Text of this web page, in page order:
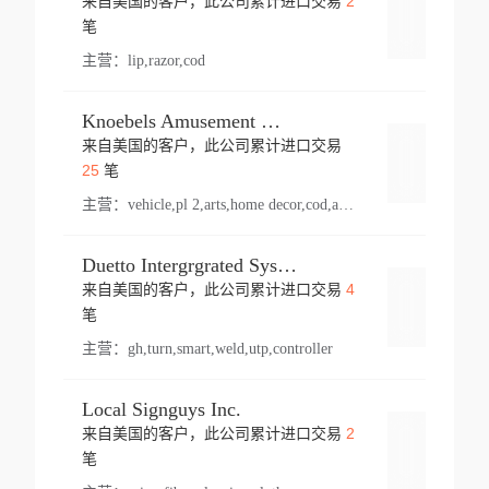
笔
主营： lip,razor,cod
Knoebels Amusement Resort
来自美国的客户，此公司累计进口交易
25笔
主营： vehicle,pl 2,arts,home decor,cod,amusement ride,sea
Duetto Intergrgrated Systems Inc.
来自美国的客户，此公司累计进口交易 4
笔
主营： gh,turn,smart,weld,utp,controller
Local Signguys Inc.
来自美国的客户，此公司累计进口交易 2
笔